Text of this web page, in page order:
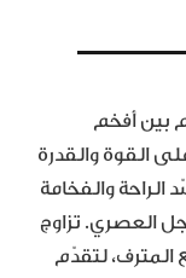
بين أفخم
القوة والقدرة
والفخامة
العصري. تزاوج
المترف، لتقدّم